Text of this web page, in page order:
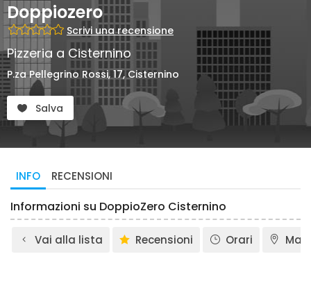
Doppiozero
Scrivi una recensione
Pizzeria a Cisternino
P.za Pellegrino Rossi, 17, Cisternino
Salva
INFO RECENSIONI
Informazioni su DoppioZero Cisternino
Vai alla lista Recensioni Orari